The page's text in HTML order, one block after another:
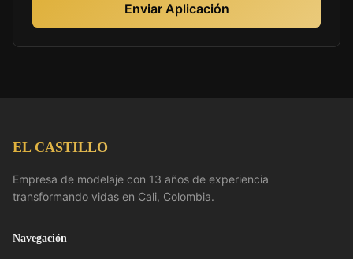
Enviar Aplicación
EL CASTILLO
Empresa de modelaje con 13 años de experiencia
transformando vidas en Cali, Colombia.
Navegación